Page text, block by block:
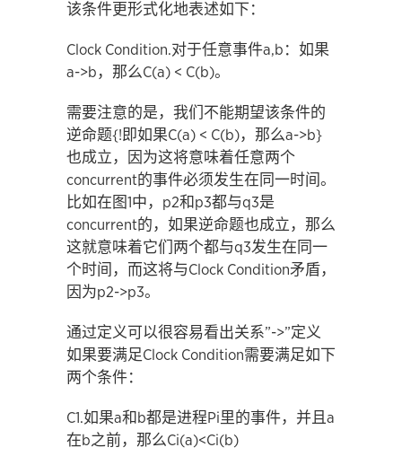
该条件更形式化地表述如下：
Clock Condition.对于任意事件a,b：如果
a->b，那么C(a) < C(b)。
需要注意的是，我们不能期望该条件的
逆命题{!即如果C(a) < C(b)，那么a->b}
也成立，因为这将意味着任意两个
concurrent的事件必须发生在同一时间。
比如在图1中，p2和p3都与q3是
concurrent的，如果逆命题也成立，那么
这就意味着它们两个都与q3发生在同一
个时间，而这将与Clock Condition矛盾，
因为p2->p3。
通过定义可以很容易看出关系”->”定义
如果要满足Clock Condition需要满足如下
两个条件：
C1.如果a和b都是进程Pi里的事件，并且a
在b之前，那么Ci(a)<Ci(b)